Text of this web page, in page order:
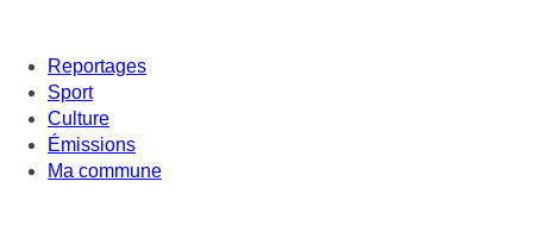
Reportages
Sport
Culture
Émissions
Ma commune